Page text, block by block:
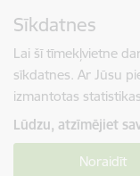
Sīkdatnes
Lai šī tīmekļvietne
sīkdatnes. Ar Jūsu
izmantotas
Lūdzu, atzīmējiet
Noraidīt